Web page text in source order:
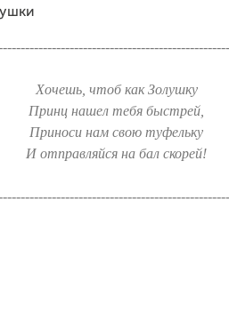
Хочешь, чтоб как Золушку
Принц нашел тебя быстрей,
Приноси нам свою туфельку
И отправляйся на бал скорей!